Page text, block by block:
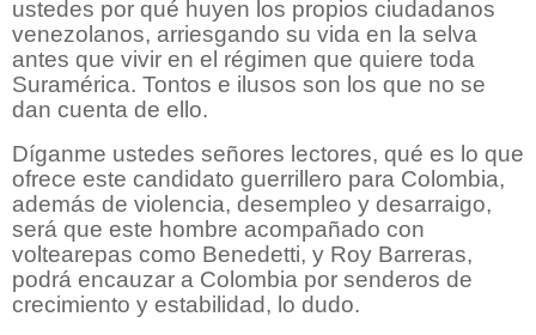
ustedes por qué huyen los propios ciudadanos
venezolanos, arriesgando su vida en la selva
antes que vivir en el régimen que quiere toda
Suramérica. Tontos e ilusos son los que no se
dan cuenta de ello.
Díganme ustedes señores lectores, qué es lo que
ofrece este candidato guerrillero para Colombia,
además de violencia, desempleo y desarraigo,
será que este hombre acompañado con
voltearepas como Benedetti, y Roy Barreras,
podrá encauzar a Colombia por senderos de
crecimiento y estabilidad, lo dudo.